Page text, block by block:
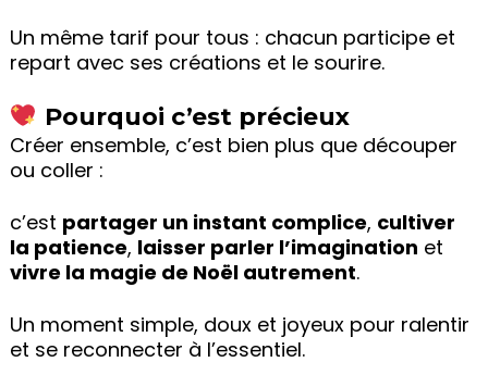
Un même tarif pour tous : chacun participe et
repart avec ses créations et le sourire.
Pourquoi c’est précieux
Créer ensemble, c’est bien plus que découper
ou coller :
c’est partager un instant complice, cultiver
la patience, laisser parler l’imagination et
vivre la magie de Noël autrement.
Un moment simple, doux et joyeux pour ralentir
et se reconnecter à l’essentiel.